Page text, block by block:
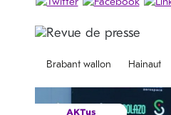
Brabant wallon Hainaut